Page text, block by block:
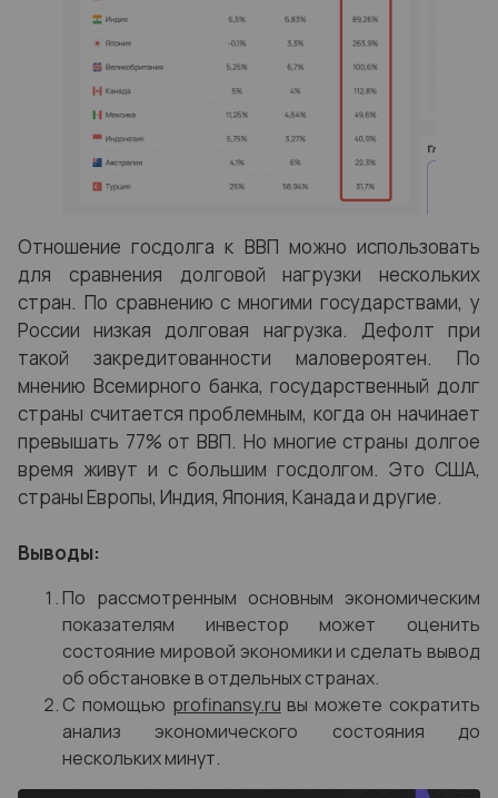
Отношение госдолга к ВВП можно использовать
для сравнения долговой нагрузки нескольких
стран. По сравнению с многими государствами, у
России низкая долговая нагрузка. Дефолт при
такой закредитованности маловероятен. По
мнению Всемирного банка, государственный долг
страны считается проблемным, когда он начинает
превышать 77% от ВВП. Но многие страны долгое
время живут и с большим госдолгом. Это США,
страны Европы, Индия, Япония, Канада и другие.
Выводы:
По рассмотренным основным экономическим
показателям инвестор может оценить
состояние мировой экономики и сделать вывод
об обстановке в отдельных странах.
С помощью profinansy.ru вы можете сократить
анализ экономического состояния до
нескольких минут.